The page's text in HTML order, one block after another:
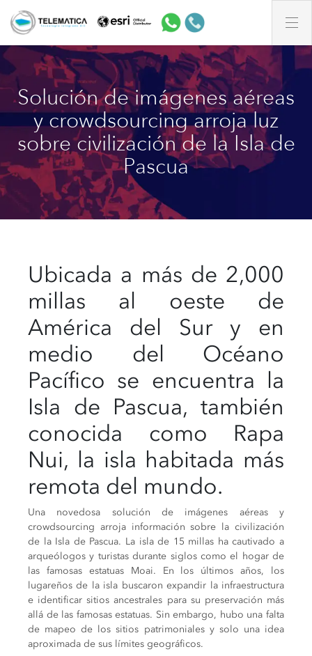
Solución de imágenes aéreas
y crowdsourcing arroja luz
sobre civilización de la Isla de
Pascua
Ubicada a más de 2,000
millas al oeste de
América del Sur y en
medio del Océano
Pacífico se encuentra la
Isla de Pascua, también
conocida como Rapa
Nui, la isla habitada más
remota del mundo.
Una novedosa solución de imágenes aéreas y
crowdsourcing arroja información sobre la civilización
de la Isla de Pascua. La isla de 15 millas ha cautivado a
arqueólogos y turistas durante siglos como el hogar de
las famosas estatuas Moai. En los últimos años, los
lugareños de la isla buscaron expandir la infraestructura
e identificar sitios ancestrales para su preservación más
allá de las famosas estatuas. Sin embargo, hubo una falta
de mapeo de los sitios patrimoniales y solo una idea
aproximada de sus límites geográficos.